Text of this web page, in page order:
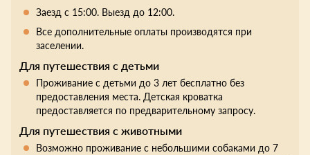
Заезд с 15:00. Выезд до 12:00.
Все дополнительные оплаты производятся при
заселении.
Для путешествия с детьми
Проживание с детьми до 3 лет бесплатно без
предоставления места. Детская кроватка
предоставляется по предварительному запросу.
Для путешествия с животными
Возможно проживание с небольшими собаками до 7